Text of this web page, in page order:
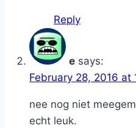
Reply
e says:
February 28, 2016 at
nee nog niet
echt leuk.